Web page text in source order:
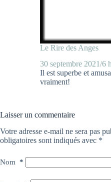
Le Rire des Anges
30 septembre 2021/6
Il est superbe et
vraiment!
Laisser un commentaire
Votre adresse e-mail ne sera pas
obligatoires sont indiqués avec *
Nom *